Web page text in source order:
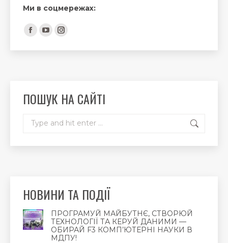
Ми в соцмережах:
Find us on:
Facebook
page
window
YouTube
page
window
Instagram
page
window
ПОШУК НА САЙТІ
НОВИНИ ТА ПОДІЇ
ПРОГРАМУЙ МАЙБУТНЄ, СТВОРЮЙ
ТЕХНОЛОГІЇ ТА КЕРУЙ ДАНИМИ —
ОБИРАЙ F3 КОМП’ЮТЕРНІ НАУКИ В
МДПУ!